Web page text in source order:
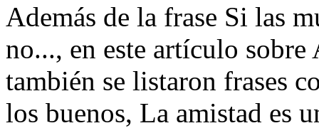
Además de la frase Si las
no..., en este artículo
también se listaron frases
los buenos, La amistad es